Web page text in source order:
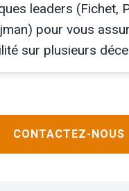
leaders (Fichet,
pour vous
sur plusieurs
CONTACTEZ-NOUS